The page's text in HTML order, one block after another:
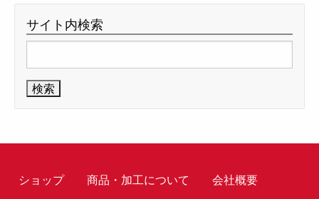
サイト内検索
索:
ショップ 商品・加工について
会社概要